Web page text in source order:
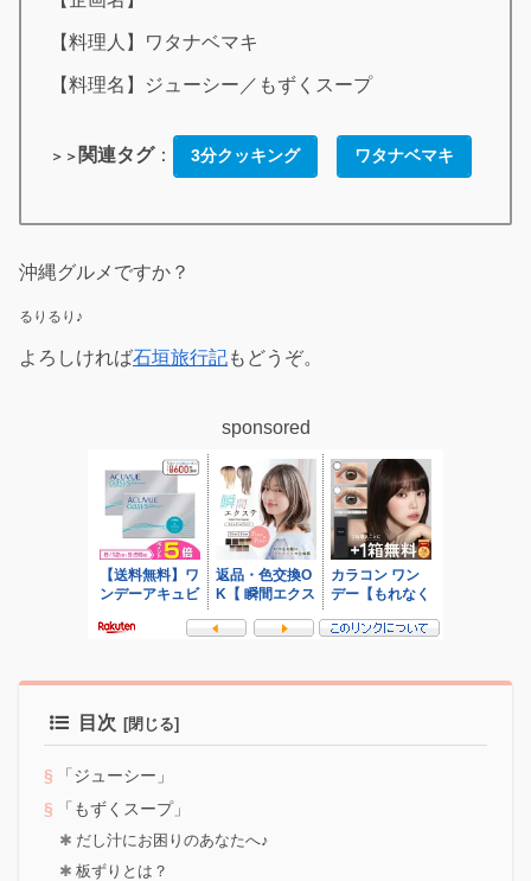
【料理人】ワタナベマキ
【料理名】ジューシー／もずくスープ
＞＞ 関連タグ： 3分クッキング ワタナベマキ
沖縄グルメですか？
るりるり♪
よろしければ石垣旅行記もどうぞ。
sponsored
目次
「ジューシー」
「もずくスープ」
だし汁にお困りのあなたへ♪
板ずりとは？